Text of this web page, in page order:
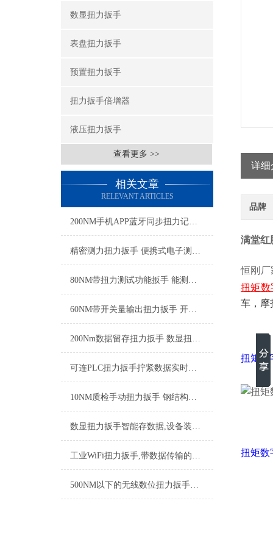
数显扭力扳手
表盘扭力扳手
预置扭力扳手
扭力扳手倍增器
液压扭力扳手
查看更多 >>
相关文章
RELEVANT ARTICLES
200NM手机APP蓝牙同步扭力记录扳手 实时蓝牙无线监测扭力扳手厂家
精密测力扭力扳手 便携式电子测力扳手 工厂装配电子扭矩扳手厂家
80NM带扭力测试功能扳手 能测试扭力的扳手 可实测扭力扳手厂家
60NM带开关量输出扭力扳手 开关量扭力扳手实现拧紧信号反馈
200Nm数据留存扭力扳手 数显扭力扳手检测数据直接导出SGTST
可连PLC扭力扳手拧紧数据实时上传,直连PLC智能扭力扳手厂家
10NM质检手动扭力扳手 钢结构紧固力矩扳手 工业手动扭矩测量工具厂家
数显扭力扳手智能存数据,设备装配精密数字式智能力矩扳手厂家
工业WiFi扭力扳手,带数据传输的WiFi扭力扳手,数据款扭力扳手品牌
500NM以下的无线数位扭力扳手数据实时上传 车间质检用的无线扭力扳手品牌
详细
品牌
满堂红
恒刚厂
扭矩数
车，摩
扭矩数
扭矩数